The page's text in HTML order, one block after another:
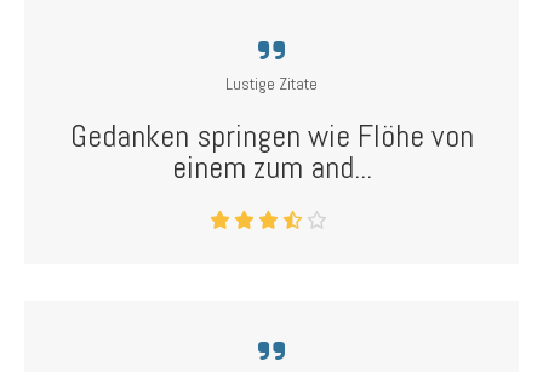
Lustige Zitate
Gedanken springen wie Flöhe von
einem zum and...